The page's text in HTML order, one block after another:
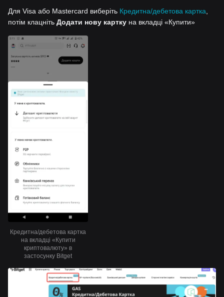
Для Visa або Mastercard виберіть Кредитна/дебетова картка
потім клацніть Додати нову картку на вкладці «Купити»
Кредитна/дебетова картка
на вкладці «Купити
криптовалюту» в
застосунку Bitget